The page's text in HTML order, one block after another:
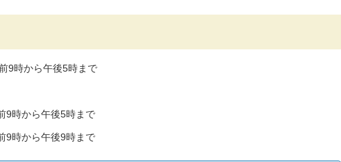
9時から午後5時まで
9時から午後5時まで
9時から午後9時まで